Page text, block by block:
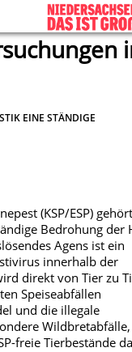
EINE STÄNDIGE
(KSP/ESP)
Bedrohung der
Agens ist ein
innerhalb der
direkt von Tier zu
Speiseabfällen
und die illegale
freie Tierbestände